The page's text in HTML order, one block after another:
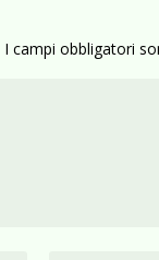
I campi obbligatori